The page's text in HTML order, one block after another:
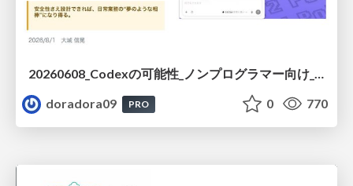
20260608_Codexの可能性_ノンプログラマー向け_大城追記
doradora09
PRO 0 770